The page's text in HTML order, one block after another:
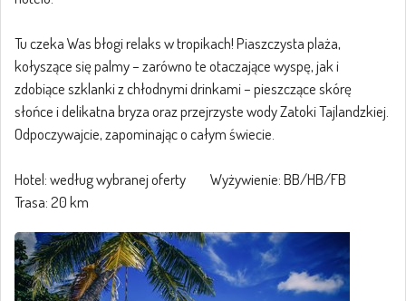
Tu czeka Was błogi relaks w tropikach! Piaszczysta plaża,
kołyszące się palmy – zarówno te otaczające wyspę, jak i
zdobiące szklanki z chłodnymi drinkami – pieszczące skórę
słońce i delikatna bryza oraz przejrzyste wody Zatoki Tajlandzkiej.
Odpoczywajcie, zapominając o całym świecie.
Hotel: według wybranej oferty Wyżywienie: BB/HB/FB
Trasa: 20 km